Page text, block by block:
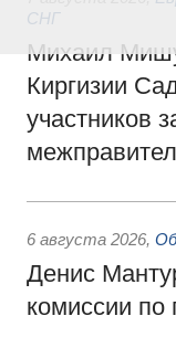
СНГ
Михаил
Киргизии
участников
6 августа 2026,
Денис
комиссии